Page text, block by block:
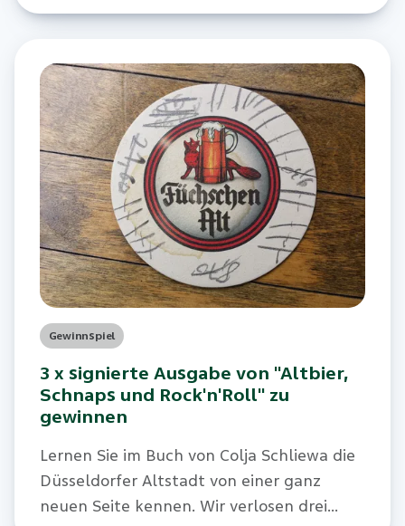
Gewinnspiel
3 x signierte Ausgabe von "Altbier,
Schnaps und Rock'n'Roll" zu
gewinnen
Lernen Sie im Buch von Colja Schliewa die
Düsseldorfer Altstadt von einer ganz
neuen Seite kennen. Wir verlosen drei